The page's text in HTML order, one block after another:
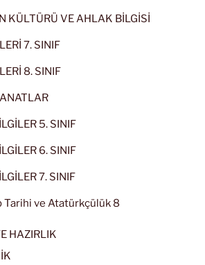
KÜLTÜRÜ VE AHLAK BİLGİSİ
7. SINIF
8. SINIF
5. SINIF
6. SINIF
7. SINIF
Tarihi ve Atatürkçülük 8
HAZIRLIK